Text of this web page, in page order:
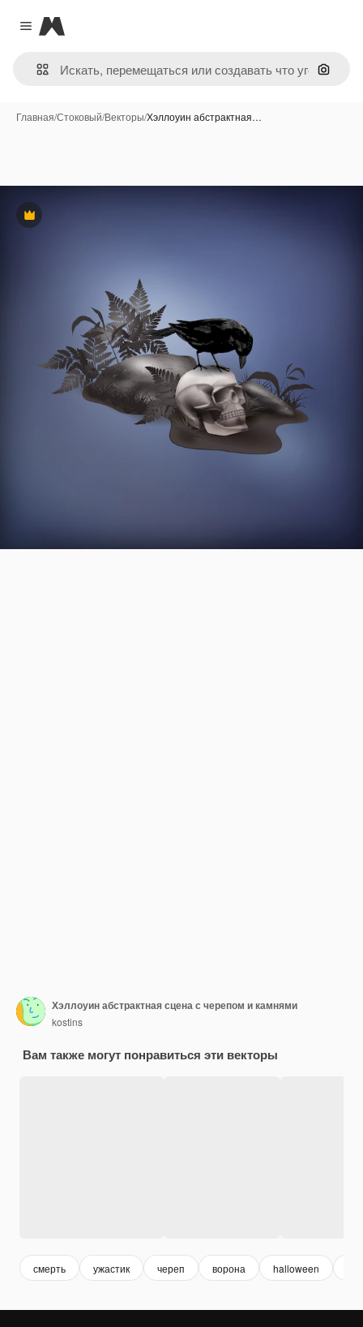
Close menu
Magnific
Поиск
Главная/Стоковый/Векторы/Хэллоуин абстрактная…
Премиум
Хэллоуин абстрактная сцена с черепом и камнями
kostins
Вам также могут понравиться эти векторы
смерть ужастик череп ворона halloween